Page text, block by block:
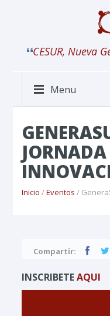
CESUR, Nueva
Menu
JORNADA
Inicio /Eventos /
Compartir:
INSCRIBETEAQUI